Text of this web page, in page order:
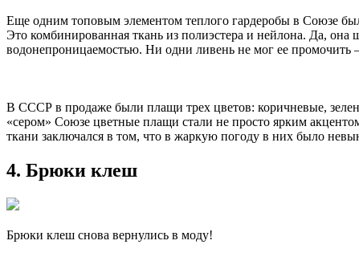
Еще одним топовым элементом теплого гардеробы в Союзе
Это комбинированная ткань из полиэстера и нейлона. Да,
водонепроницаемостью. Ни одни ливень не мог ее промочить
В СССР в продаже были плащи трех цветов: коричневые,
«сером» Союзе цветные плащи стали не просто ярким
ткани заключался в том, что в жаркую погоду в них было
4. Брюки клеш
Брюки клеш снова вернулись в моду!